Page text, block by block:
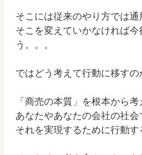
そこには従来のやり方では通
そこを変えていかなければ
う。。。
ではどう考えて行動に移すの
「商売の本質」を根本から考
あなたやあなたの会社の社会
それを実現するために行動す